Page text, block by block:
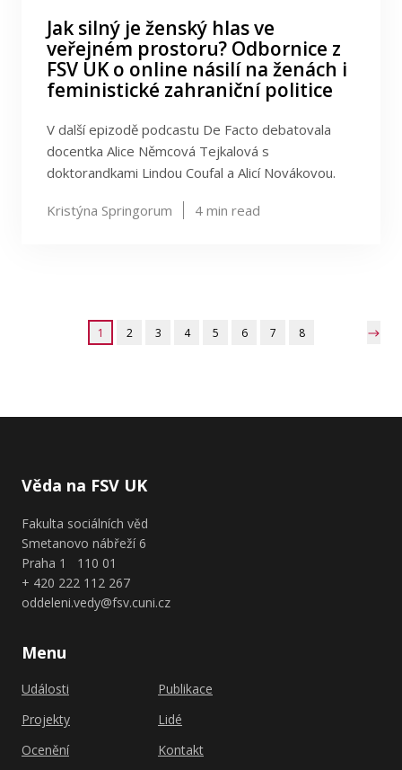
Jak silný je ženský hlas ve
veřejném prostoru? Odbornice z
FSV UK o online násilí na ženách i
feministické zahraniční politice
V další epizodě podcastu De Facto debatovala
docentka Alice Němcová Tejkalová s
doktorandkami Lindou Coufal a Alicí Novákovou.
Kristýna Springorum 4 min read
1 2 3 4 5 6 7 8
Věda na FSV UK
Fakulta sociálních věd
Smetanovo nábřeží 6
Praha 1 110 01
+ 420 222 112 267
oddeleni.vedy@fsv.cuni.cz
Menu
Události
Projekty
Ocenění
Publikace
Lidé
Kontakt